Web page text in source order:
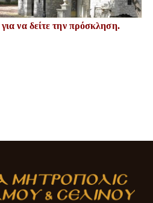
να δείτε την πρόσκληση.